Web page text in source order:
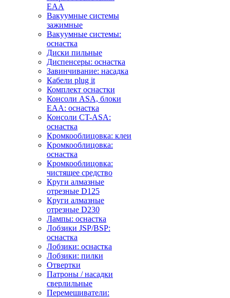
EAA
Вакуумные системы
зажимные
Вакуумные системы:
оснастка
Диски пильные
Диспенсеры: оснастка
Завинчивание: насадка
Кабели plug it
Комплект оснастки
Консоли ASA, блоки
EAA: оснастка
Консоли CT-ASA:
оснастка
Кромкооблицовка: клеи
Кромкооблицовка:
оснастка
Кромкооблицовка:
чистящее средство
Круги алмазные
отрезные D125
Круги алмазные
отрезные D230
Лампы: оснастка
Лобзики JSP/BSP:
оснастка
Лобзики: оснастка
Лобзики: пилки
Отвертки
Патроны / насадки
сверлильные
Перемешиватели: